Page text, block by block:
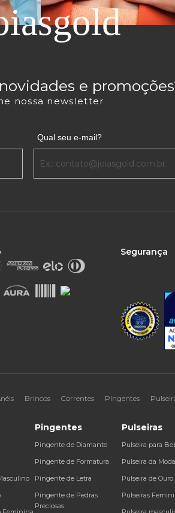
e
nossa newsletter
Qual seu e-mail?
Segurança
Brincos Correntes Pingentes
Pingentes
Pingente de Diamante
Pingente de Formatura
Pingente de Letra
Pingente de Pedras
Preciosas
Pulseiras
Pulseira para
Pulseira da Moda
Pulseira de Ouro
Pulseiras